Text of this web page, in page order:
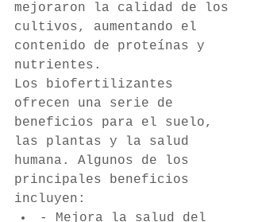
mejoraron la calidad de los
cultivos, aumentando el
contenido de proteínas y
nutrientes.
Los biofertilizantes
ofrecen una serie de
beneficios para el suelo,
las plantas y la salud
humana. Algunos de los
principales beneficios
incluyen:
- Mejora la salud del